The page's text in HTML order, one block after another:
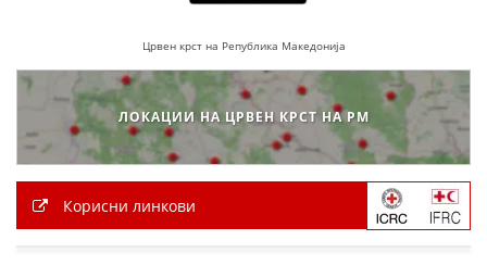
Црвен крст на Република Македонија
ЛОКАЦИИ НА ЦРВЕН КРСТ НА РМ
Корисни линкови